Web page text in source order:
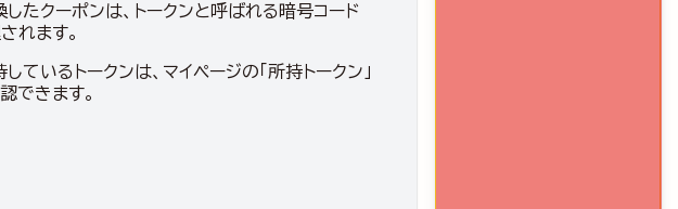
したクーポンは、トークンと呼ばれる暗号コード
れます。
しているトークンは、マイページの「所持トークン」
できます。